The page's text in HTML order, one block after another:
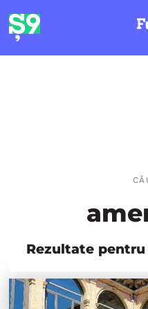
Rezultate pentru